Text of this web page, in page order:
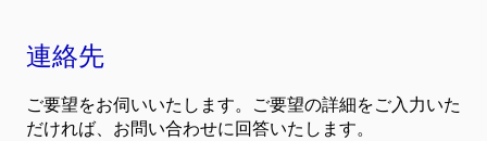
連絡先
ご要望をお伺いいたします。ご要望の詳細をご入力いた
だければ、お問い合わせに回答いたします。